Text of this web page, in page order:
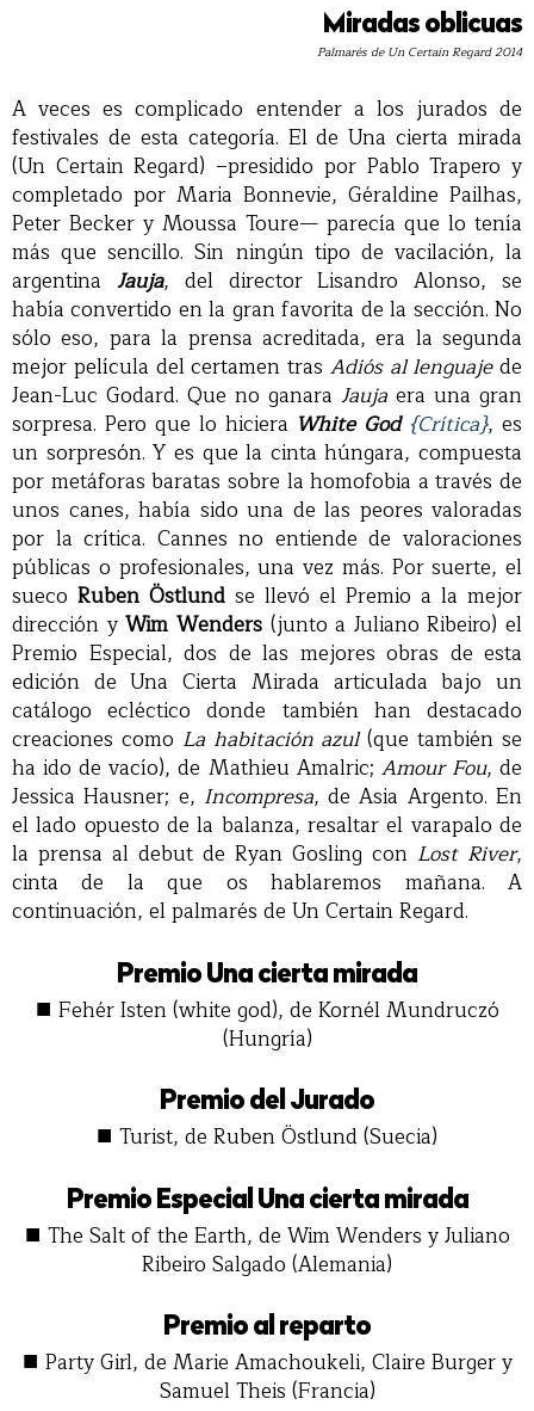
Miradas oblicuas
Palmarés de Un Certain Regard 2014
A veces es complicado entender a los jurados de
festivales de esta categoría. El de Una cierta mirada
(Un Certain Regard) –presidido por Pablo Trapero y
completado por Maria Bonnevie, Géraldine Pailhas,
Peter Becker y Moussa Toure— parecía que lo tenía
más que sencillo. Sin ningún tipo de vacilación, la
argentina Jauja, del director Lisandro Alonso, se
había convertido en la gran favorita de la sección. No
sólo eso, para la prensa acreditada, era la segunda
mejor película del certamen tras Adiós al lenguajede
Jean-Luc Godard. Que no ganara Jauja era una gran
sorpresa. Pero que lo hiciera White God {Crítica}, es
un sorpresón. Y es que la cinta húngara, compuesta
por metáforas baratas sobre la homofobia a través de
unos canes, había sido una de las peores valoradas
por la crítica. Cannes no entiende de valoraciones
públicas o profesionales, una vez más. Por suerte, el
sueco Ruben Östlund se llevó el Premio a la mejor
dirección yWim Wenders (junto a Juliano Ribeiro) el
Premio Especial, dos de las mejores obras de esta
edición de Una Cierta Mirada articulada bajo un
catálogo ecléctico donde también han destacado
creaciones como La habitación azul(que también se
ha ido de vacío), de Mathieu Amalric; Amour Fou, de
Jessica Hausner; e, Incompresa, de Asia Argento. En
el lado opuesto de la balanza, resaltar el varapalo de
la prensa al debut de Ryan Gosling con Lost River,
cinta de la que os hablaremos mañana. A
continuación, el palmarés de Un Certain Regard.
Premio Una cierta mirada
■ Fehér Isten (white god), de Kornél Mundruczó
(Hungría)
Premio del Jurado
■ Turist, de Ruben Östlund (Suecia)
Premio Especial Una cierta mirada
■ The Salt of the Earth, de Wim Wenders y Juliano
Ribeiro Salgado (Alemania)
Premio al reparto
■ Party Girl, de Marie Amachoukeli, Claire Burger y
Samuel Theis (Francia)